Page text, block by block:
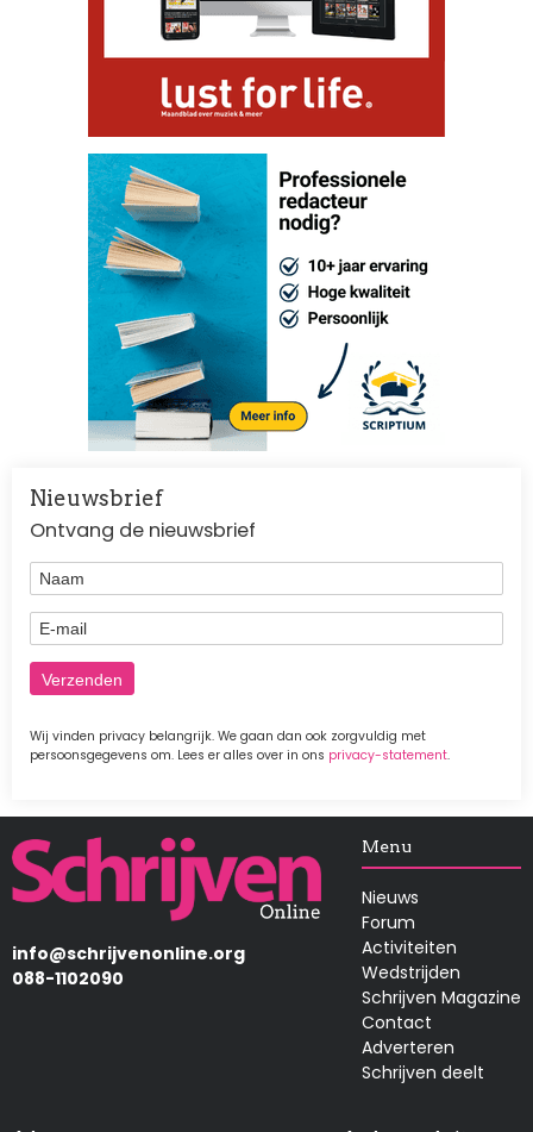
Nieuwsbrief
Ontvang de nieuwsbrief
Naam
E-mail
Wij vinden privacy belangrijk. We gaan dan ook zorgvuldig met
persoonsgegevens om. Lees er alles over in ons privacy-statement.
Afbeelding
info@schrijvenonline.org
088-1102090
Menu
Nieuws
Forum
Activiteiten
Wedstrijden
Schrijven Magazine
Contact
Adverteren
Schrijven deelt